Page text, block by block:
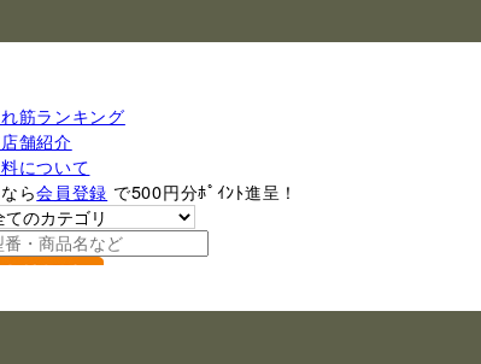
筋ランキング
舗紹介
について
ら会員登録 で500円分ﾎﾟｲﾝﾄ進呈！